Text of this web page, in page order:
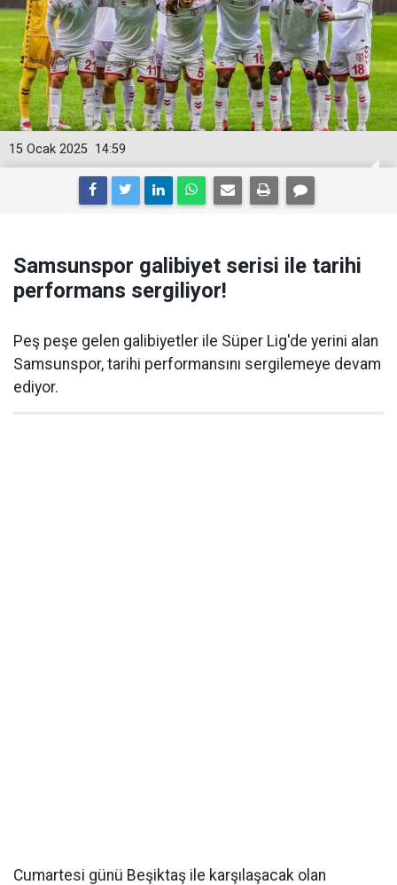
14:59
15 Ocak 2025
Samsunspor galibiyet serisi ile tarihi
performans sergiliyor!
Peş peşe gelen galibiyetler ile Süper Lig'de yerini alan
Samsunspor, tarihi performansını sergilemeye devam
ediyor.
Cumartesi günü Beşiktaş ile karşılaşacak olan